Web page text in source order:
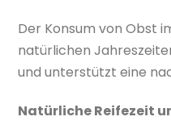
Der Konsum von Obst
natürlichen
und unterstützt eine
Natürliche Reifezeit